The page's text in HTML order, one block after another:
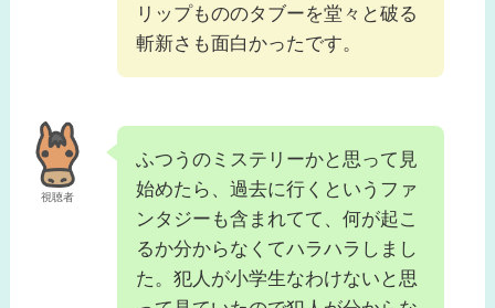
リップもののタブーを堂々と破る
斬新さも面白かったです。
視聴者
ふつうのミステリーかと思って見
始めたら、過去に行くというファ
ンタジーも含まれてて、何が起こ
るか分からなくてハラハラしまし
た。犯人が小学生なわけないと思